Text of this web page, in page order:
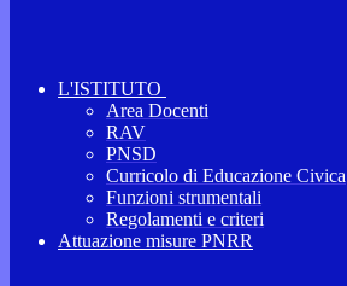
L'ISTITUTO
Area Docenti
RAV
PNSD
Curricolo di Educazione Civica
Funzioni strumentali
Regolamenti e criteri
Attuazione misure PNRR